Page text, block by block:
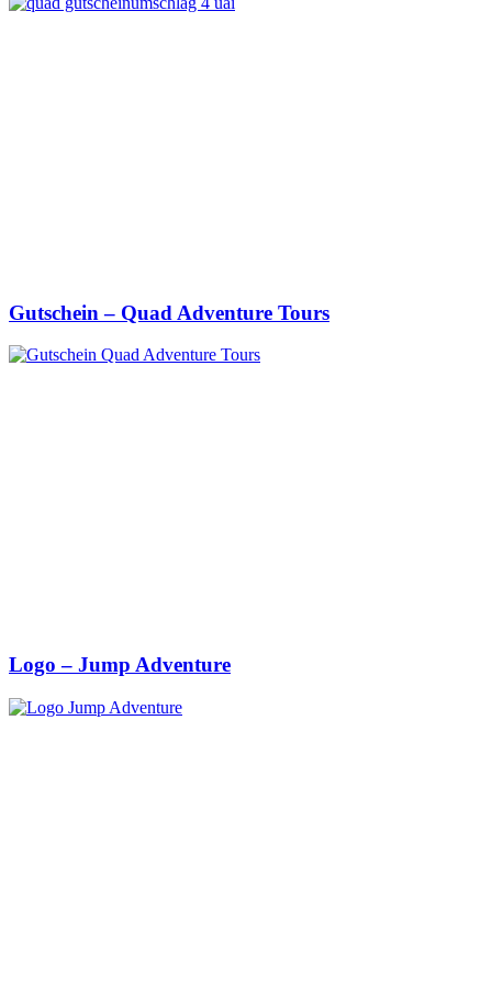
Gutschein – Quad Adventure Tours
Logo – Jump Adventure